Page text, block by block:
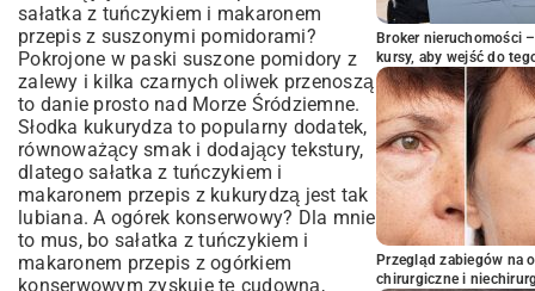
sałatka z tuńczykiem i makaronem
przepis z suszonymi pomidorami?
Pokrojone w paski suszone pomidory z
zalewy i kilka czarnych oliwek przenoszą
to danie prosto nad Morze Śródziemne.
Słodka kukurydza to popularny dodatek,
równoważący smak i dodający tekstury,
dlatego sałatka z tuńczykiem i
makaronem przepis z kukurydzą jest tak
lubiana. A ogórek konserwowy? Dla mnie
to mus, bo sałatka z tuńczykiem i
makaronem przepis z ogórkiem
konserwowym zyskuje tę cudowną,
Broker nieruchomości
kursy, aby wejść do
Przegląd zabiegów na
chirurgiczne i